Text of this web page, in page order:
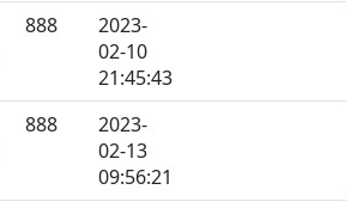
888
2023-
02-10
21:45:43
888
2023-
02-13
09:56:21